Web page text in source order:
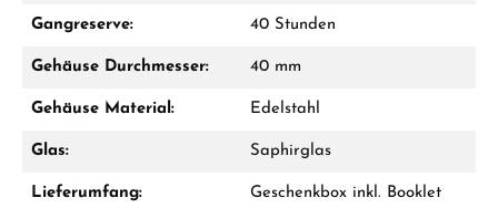
Ab 1.000 € Bestellwert erhalten Sie ein
Gangreserve: 40 Stunden
Gehäuse Durchmesser: 40 mm
Gehäuse Material: Edelstahl
Glas: Saphirglas
Lieferumfang: Geschenkbox inkl. Booklet